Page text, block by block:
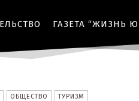
ГАЗЕТА “ЖИЗНЬ
ОБЩЕСТВО ТУРИЗМ